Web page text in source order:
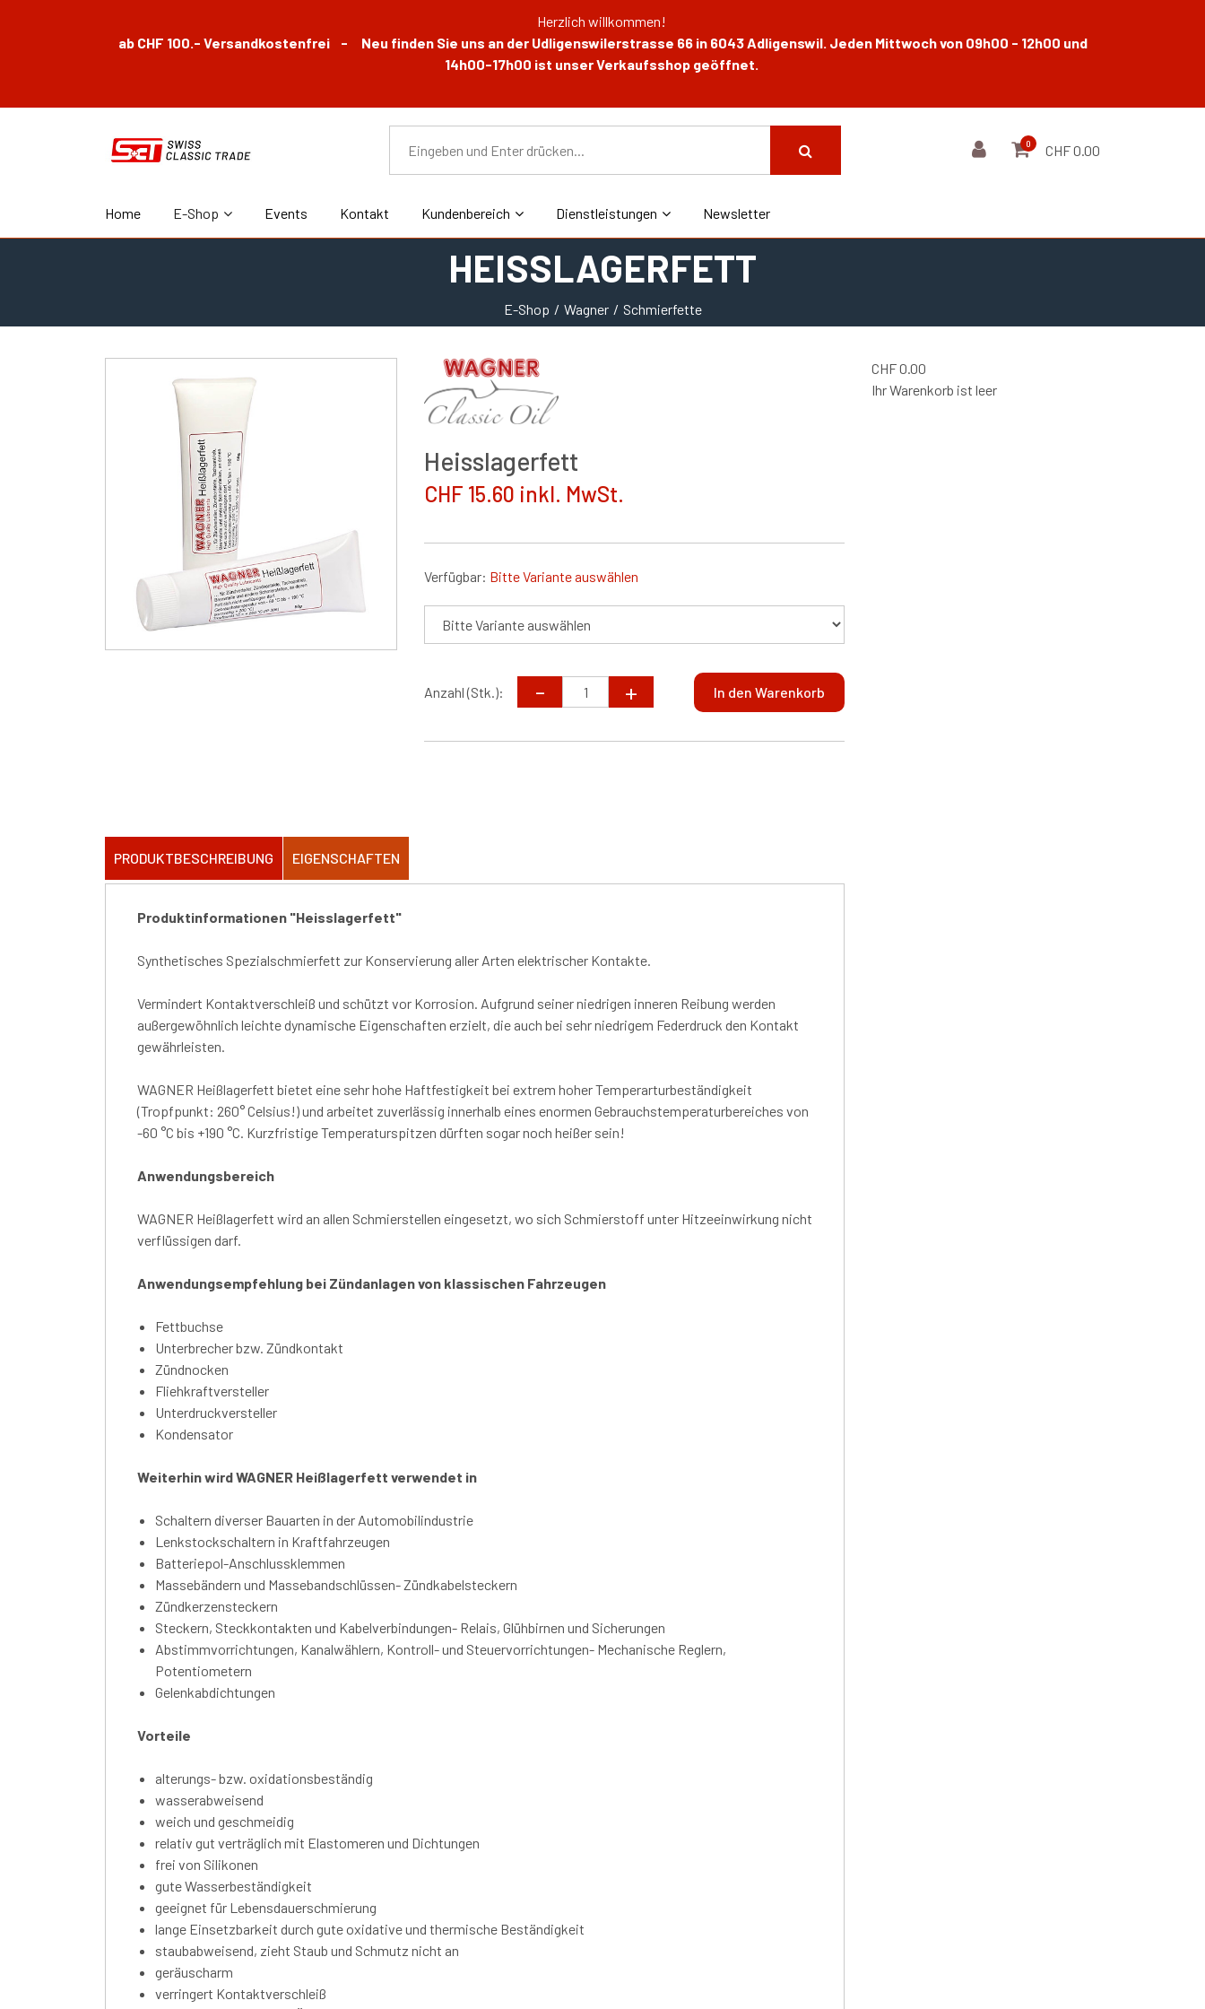
Herzlich willkommen!
ab CHF 100.- Versandkostenfrei - Neu finden Sie uns an der Udligenswilerstrasse 66 in 6043 Adligenswil. Jeden Mittwoch von 09h00 - 12h00 und
14h00-17h00 ist unser Verkaufsshop geöffnet.
0 CHF 0.00
Home E-Shop Events Kontakt Kundenbereich Dienstleistungen Newsletter
HEISSLAGERFETT
E-Shop Wagner Schmierfette
Heisslagerfett
CHF 15.60 inkl. MwSt.
Verfügbar: Bitte Variante auswählen
Anzahl (Stk.):
PRODUKTBESCHREIBUNG EIGENSCHAFTEN
Produktinformationen "Heisslagerfett"
Synthetisches Spezialschmierfett zur Konservierung aller Arten elektrischer Kontakte.
Vermindert Kontaktverschleiß und schützt vor Korrosion. Aufgrund seiner niedrigen inneren Reibung werden
außergewöhnlich leichte dynamische Eigenschaften erzielt, die auch bei sehr niedrigem Federdruck den Kontakt
gewährleisten.
WAGNER Heißlagerfett bietet eine sehr hohe Haftfestigkeit bei extrem hoher Temperarturbeständigkeit
(Tropfpunkt: 260° Celsius!) und arbeitet zuverlässig innerhalb eines enormen Gebrauchstemperaturbereiches von
-60 °C bis +190 °C. Kurzfristige Temperaturspitzen dürften sogar noch heißer sein!
Anwendungsbereich
WAGNER Heißlagerfett wird an allen Schmierstellen eingesetzt, wo sich Schmierstoff unter Hitzeeinwirkung nicht
verflüssigen darf.
Anwendungsempfehlung bei Zündanlagen von klassischen Fahrzeugen
Fettbuchse
Unterbrecher bzw. Zündkontakt
Zündnocken
Fliehkraftversteller
Unterdruckversteller
Kondensator
Weiterhin wird WAGNER Heißlagerfett verwendet in
Schaltern diverser Bauarten in der Automobilindustrie
Lenkstockschaltern in Kraftfahrzeugen
Batteriepol-Anschlussklemmen
Massebändern und Massebandschlüssen- Zündkabelsteckern
Zündkerzensteckern
Steckern, Steckkontakten und Kabelverbindungen- Relais, Glühbirnen und Sicherungen
Abstimmvorrichtungen, Kanalwählern, Kontroll- und Steuervorrichtungen- Mechanische Reglern,
Potentiometern
Gelenkabdichtungen
Vorteile
alterungs- bzw. oxidationsbeständig
wasserabweisend
weich und geschmeidig
relativ gut verträglich mit Elastomeren und Dichtungen
frei von Silikonen
gute Wasserbeständigkeit
geeignet für Lebensdauerschmierung
lange Einsetzbarkeit durch gute oxidative und thermische Beständigkeit
staubabweisend, zieht Staub und Schmutz nicht an
geräuscharm
verringert Kontaktverschleiß
CHF0.00
Ihr Warenkorb ist leer